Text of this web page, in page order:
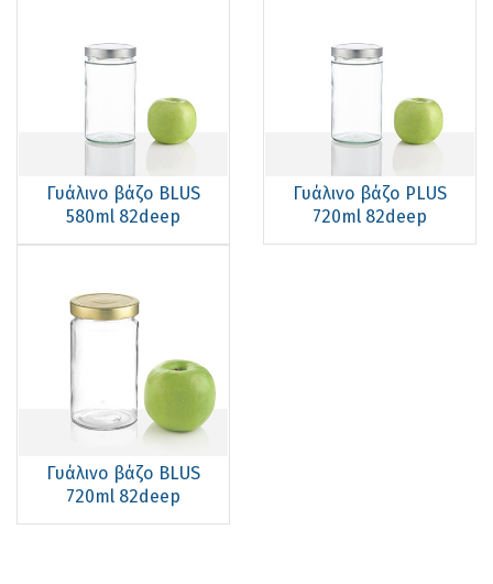
Γυάλινο βάζο BLUS
580ml 82deep
Γυάλινο βάζο PLUS
720ml 82deep
Γυάλινο βάζο BLUS
720ml 82deep